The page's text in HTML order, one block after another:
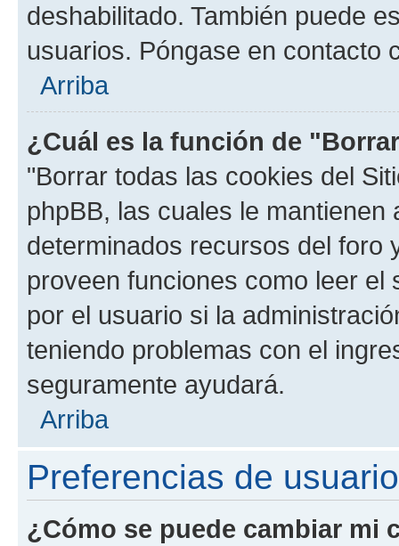
deshabilitado. También puede
usuarios. Póngase en contacto
Arriba
¿Cuál es la función de
"Borrar todas las cookies del
phpBB, las cuales le
determinados recursos del foro
proveen funciones como leer el
por el usuario si la
teniendo problemas con el
seguramente ayudará.
Arriba
Preferencias de
¿Cómo se puede cambiar mi